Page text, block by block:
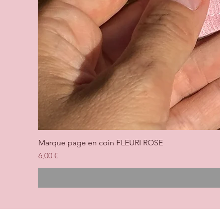
Marque page en coin FLEURI ROSE
Prix
6,00 €